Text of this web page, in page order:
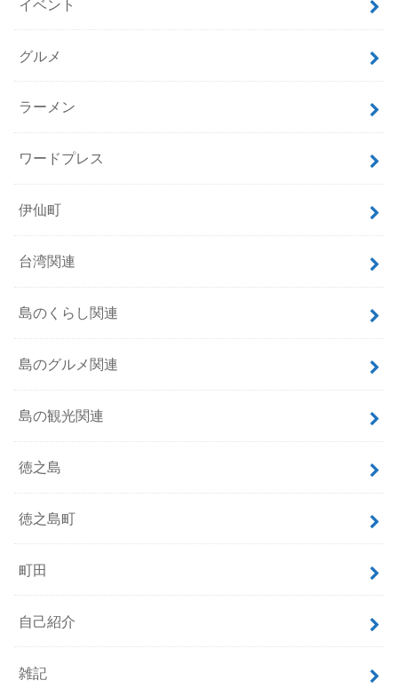
イベント
グルメ
ラーメン
ワードプレス
伊仙町
台湾関連
島のくらし関連
島のグルメ関連
島の観光関連
徳之島
徳之島町
町田
自己紹介
雑記